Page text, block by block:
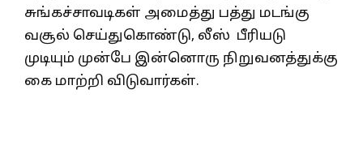
சுங்கச்சாவடிகள் அமைத்து பத்து மடங்கு
வசூல் செய்துகொண்டு, லீஸ் பீரியடு
முடியும் முன்பே இன்னொரு நிறுவனத்துக்கு
கை மாற்றி விடுவார்கள்.